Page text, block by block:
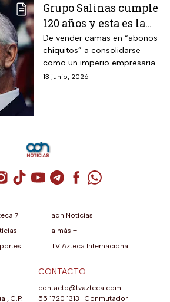
Grupo Salinas cumple
120 años y esta es la
historia que inició en
1906
De vender camas en “abonos
chiquitos” a consolidarse
como un imperio empresarial,
Grupo Salinas cumple 120
13 junio, 2026
de X / Twitter (se abre en una
Cuenta de Instagram (se abre en una
Cuenta de TikTok (se abre en
Cuenta de YouTube (se abre
Cuenta de Telegram (se
Cuenta de
Cuenta de
7
adn Noticias
a más +
TV Azteca Internacional
C.P.
CONTACTO
contacto@tvazteca.com
55 1720 1313
Conmutador